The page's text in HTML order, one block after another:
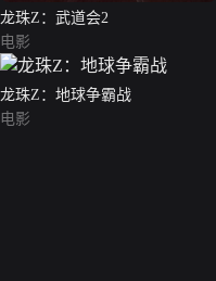
龙珠Z：武道会2
电影
龙珠Z：地球争霸战
电影